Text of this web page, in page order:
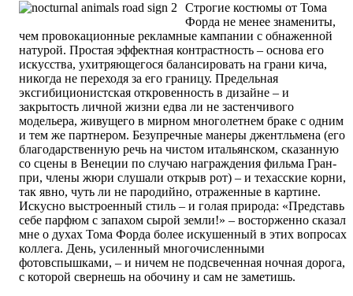
Строгие костюмы от Тома
Форда не менее знамениты,
чем провокационные рекламные кампании с обнаженной
натурой. Простая эффектная контрастность – основа его
искусства, ухитряющегося балансировать на грани кича,
никогда не переходя за его границу. Предельная
эксгибиционистская откровенность в дизайне – и
закрытость личной жизни едва ли не застенчивого
модельера, живущего в мирном многолетнем браке с одним
и тем же партнером. Безупречные манеры джентльмена (его
благодарственную речь на чистом итальянском, сказанную
со сцены в Венеции по случаю награждения фильма Гран-
при, члены жюри слушали открыв рот) – и техасские корни,
так явно, чуть ли не пародийно, отраженные в картине.
Искусно выстроенный стиль – и голая природа: «Представь
себе парфюм с запахом сырой земли!» – восторженно сказал
мне о духах Тома Форда более искушенный в этих вопросах
коллега. День, усиленный многочисленными
фотовспышками, – и ничем не подсвеченная ночная дорога,
с которой свернешь на обочину и сам не заметишь.